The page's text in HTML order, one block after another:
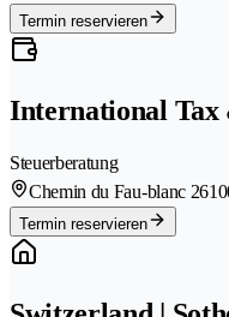
Termin reservieren
International Tax
Steuerberatung
Chemin du Fau-blanc 26
Termin reservieren